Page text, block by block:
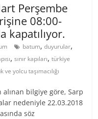
Perşembe
08:00-
kapatılıyor.
batum,duyurular,
,sınır kapıları,türkiye
ve yolcu taşımacılığı
alınan bilgiye göre, Sarp
nedeniyle 22.03.2018
söz